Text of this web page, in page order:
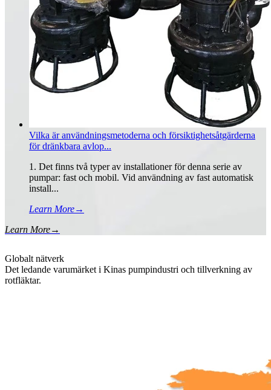
Vilka är användningsmetoderna och försiktighetsåtgärderna
för dränkbara avlop...
1. Det finns två typer av installationer för denna serie av
pumpar: fast och mobil. Vid användning av fast automatisk
install...
Learn More→
Learn More→
Globalt nätverk
Det ledande varumärket i Kinas pumpindustri och tillverkning av
rotfläktar.